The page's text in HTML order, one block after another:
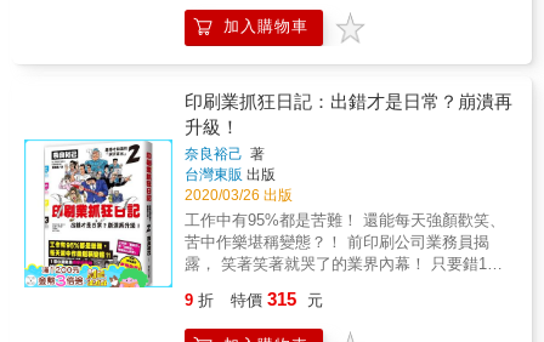
引，以及中間幾乎所有環節； 涵蓋的歷史範
圍，從手抄本、印刷術發明、紙本書普及，討
論到數位時代。 盼能提供新的視角，重新認識
本書特色 & 翻開《如何做一本書》，你會看到
許多珍貴的圖片，以及註解、參考資料。乍看
之下會以為是一本嚴肅的學術書。其實不然。
& 細讀行文，會發現這本英國牛津大學出版社
企劃出版的書，是一本些微的學術味，加了英
式幽默與慧黠的書。用意是告訴讀者，每一本
你捧讀在書上的書，為什麼除了正文之外，還
需要這麼多配件（書衣、序、引言、獻詞、目
出現？而所有這些配件對閱讀與理解一本書有
哪些幫助？ 為了說明組成一本書的「配件」
變化。從這一年起，漫畫不再只是「膚淺幼
稚」的兒童故事書，而是成為在思考或行動上
眾有強烈的連結。作品充斥對當下時事的回
應、底層勞動階級的關懷、生與死的討論、風
俗鄉土的回歸，也有著纖細刻畫的情慾，荒誕
離奇的異想與真實的心境風景⋯⋯ & 本書介紹
的 29 位漫畫家&mdash;&mdash;佐佐木馬基、
林靜一、岡田史子、釣田邦子、 柘植義春、瀧
田祐、楠勝平、Tiger立石、赤瀨川原平、宮谷
一彥、樋口太郎、上村一夫、池上遼一、勝又
進、永井豪、樹村Minori、手塚治虫、Baron吉
元、Big錠、小山春夫、淀川散步、增村博、村
葉介、黑田硫磺、岡崎京子&mdash;&mdash;
加入購物車
印刷業抓狂日記：出錯才是日常？崩潰再
升級！
奈良裕己 著
台灣東販 出版
2020/03/26 出版
工作中有95%都是苦難！ 還能每天強顏歡笑、
苦中作樂堪稱變態？！ 前印刷公司業務員揭
露， 笑著笑著就哭了的業界內幕！ 只要錯1個
忙腳亂心好累，號稱最需要通靈的行業！ 有笑
有淚的全新故事！更多人物登場！ 看「那美印
9 折 特價 315 元